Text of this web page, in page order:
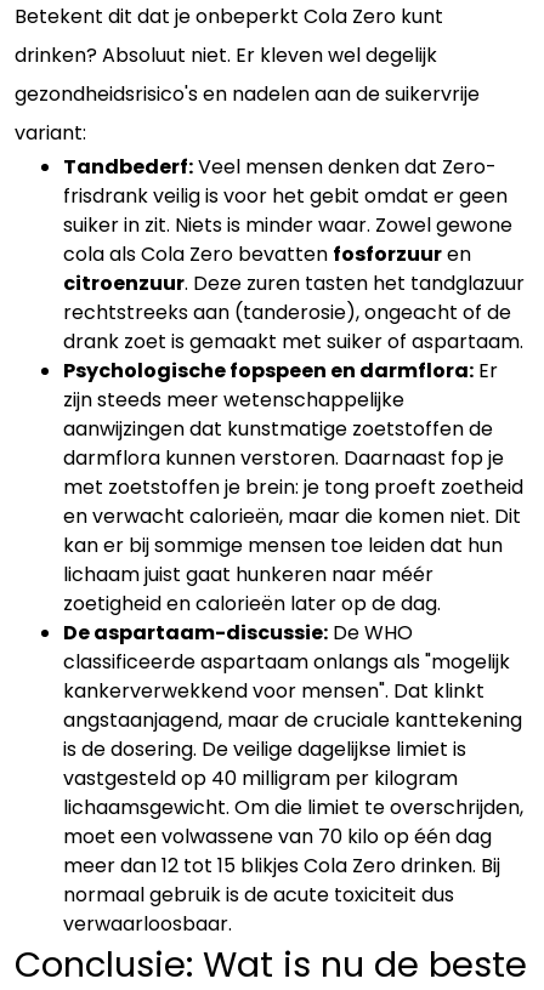
Betekent dit dat je onbeperkt Cola Zero kunt
drinken? Absoluut niet. Er kleven wel degelijk
gezondheidsrisico's en nadelen aan de suikervrije
variant:
Tandbederf:Veel mensen denken dat Zero-
frisdrank veilig is voor het gebit omdat er geen
suiker in zit. Niets is minder waar. Zowel gewone
cola als Cola Zero bevatten fosforzuuren
citroenzuur. Deze zuren tasten het tandglazuur
rechtstreeks aan (tanderosie), ongeacht of de
drank zoet is gemaakt met suiker of aspartaam.
Psychologische fopspeen en darmflora: Er
zijn steeds meer wetenschappelijke
aanwijzingen dat kunstmatige zoetstoffen de
darmflora kunnen verstoren. Daarnaast fop je
met zoetstoffen je brein: je tong proeft zoetheid
en verwacht calorieën, maar die komen niet. Dit
kan er bij sommige mensen toe leiden dat hun
lichaam juist gaat hunkeren naar méér
zoetigheid en calorieën later op de dag.
De aspartaam-discussie: De WHO
classificeerde aspartaam onlangs als "mogelijk
kankerverwekkend voor mensen". Dat klinkt
angstaanjagend, maar de cruciale kanttekening
is de dosering. De veilige dagelijkse limiet is
vastgesteld op 40 milligram per kilogram
lichaamsgewicht. Om die limiet te overschrijden,
moet een volwassene van 70 kilo op één dag
meer dan 12 tot 15 blikjes Cola Zero drinken. Bij
normaal gebruik is de acute toxiciteit dus
verwaarloosbaar.
Conclusie: Wat is nu de beste